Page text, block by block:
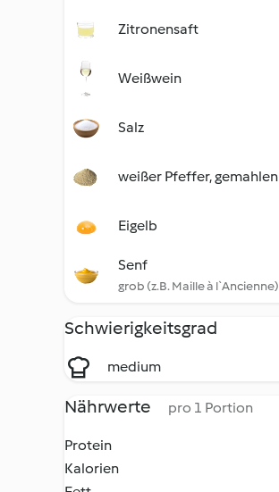
Zitronensaft
Weißwein
Salz
weißer Pfeffer, gemahlen
Eigelb
Senf
grob (z.B. Maille à l`Ancienne)
Schwierigkeitsgrad
medium
Nährwerte pro 1 Portion
Protein
Kalorien